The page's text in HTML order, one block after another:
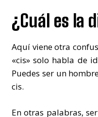
¿Cuál es la
Aquí viene otra
«cis» solo habla de
Puedes ser un
cis.
En otras palabras,